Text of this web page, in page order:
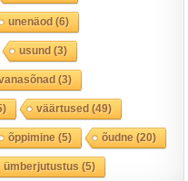
unenäod(6)
usund(3)
(3)
väärtused(49)
õppimine (5) õudne (20)
ümberjutustus (5)